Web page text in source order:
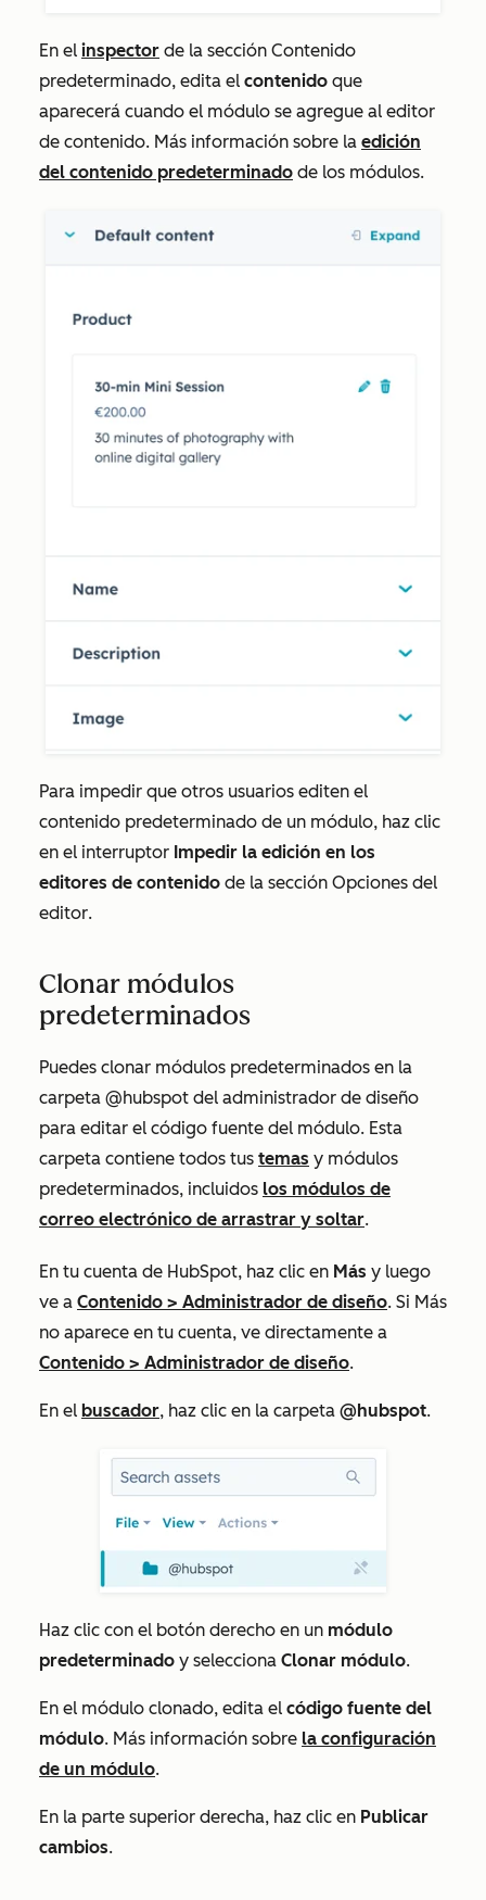
En el inspector de la sección Contenido
predeterminado, edita el contenido que
aparecerá cuando el módulo se agregue al editor
de contenido. Más información sobre la edición
del contenido predeterminado de los módulos.
Para impedir que otros usuarios editen el
contenido predeterminado de un módulo, haz clic
en el interruptor Impedir la edición en los
editores de contenido de la sección Opciones del
editor.
Clonar módulos
predeterminados
Puedes clonar módulos predeterminados en la
carpeta @hubspot del administrador de diseño
para editar el código fuente del módulo. Esta
carpeta contiene todos tus temas y módulos
predeterminados, incluidos los módulos de
correo electrónico de arrastrar y soltar.
En tu cuenta de HubSpot, haz clic en Más y luego
ve a Contenido > Administrador de diseño. Si Más
no aparece en tu cuenta, ve directamente a
Contenido > Administrador de diseño.
En el buscador, haz clic en la carpeta @hubspot.
Haz clic con el botón derecho en un módulo
predeterminado y selecciona Clonar módulo.
En el módulo clonado, edita el código fuente del
módulo. Más información sobre la configuración
de un módulo.
En la parte superior derecha, haz clic en Publicar
cambios.